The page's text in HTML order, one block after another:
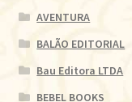
AVENTURA
BALÃO EDITORIAL
Bau Editora LTDA
BEBEL BOOKS